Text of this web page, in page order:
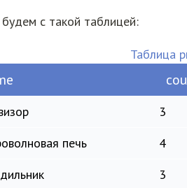
с такой таблицей:
Таблица
3
печь
4
3